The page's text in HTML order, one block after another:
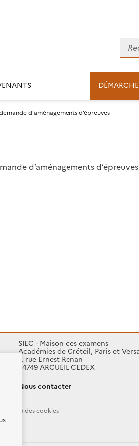
d’aménagements d’épreuves
d’aménagements
SIEC - Maison des examens
Académies de Créteil, Paris et
7, rue Ernest Renan
94749 ARCUEIL CEDEX
Nous contacter
Gestion des cookies